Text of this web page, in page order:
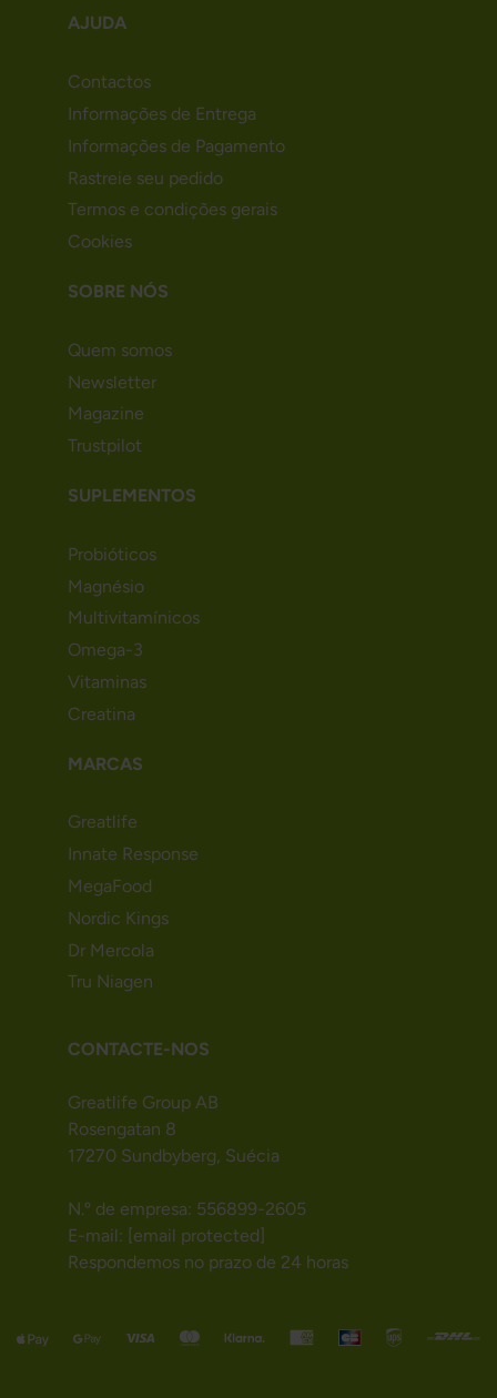
AJUDA
Contactos
Informações de Entrega
Informações de Pagamento
Rastreie seu pedido
Termos e condições gerais
Cookies
SOBRE NÓS
Quem somos
Newsletter
Magazine
Trustpilot
SUPLEMENTOS
Probióticos
Magnésio
Multivitamínicos
Omega-3
Vitaminas
Creatina
MARCAS
Greatlife
Innate Response
MegaFood
Nordic Kings
Dr Mercola
Tru Niagen
CONTACTE-NOS
Greatlife Group AB
Rosengatan 8
17270 Sundbyberg, Suécia
N.º de empresa: 556899-2605
E-mail: [email protected]
Respondemos no prazo de 24 horas